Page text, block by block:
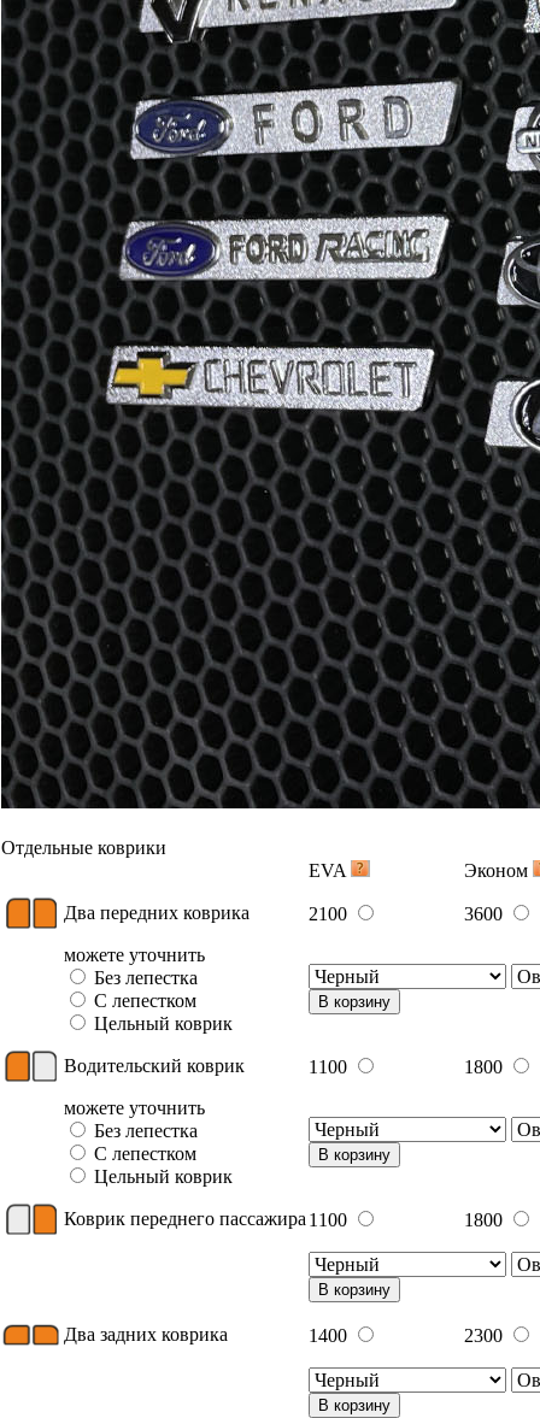
Отдельные коврики
EVA
Эконом
Два передних коврика 2100
3600
можете уточнить
Без лепестка
С лепестком
Цельный коврик
В корзину
Водительский коврик 1100
1800
можете уточнить
Без лепестка
С лепестком
Цельный коврик
В корзину
Коврик переднего пассажира 1100 1800
В корзину
Два задних коврика 1400 2300
В корзину